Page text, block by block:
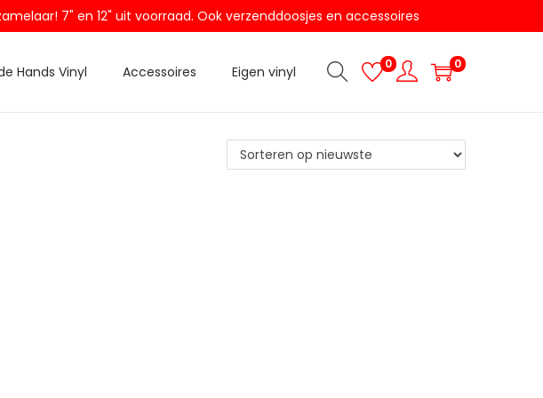
7" en 12" uit voorraad. Ook verzenddoosjes en accessoires
Hands Vinyl Accessoires Eigen vinyl 0 0